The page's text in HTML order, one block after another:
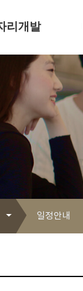
리개발
일정안내
자유게시판